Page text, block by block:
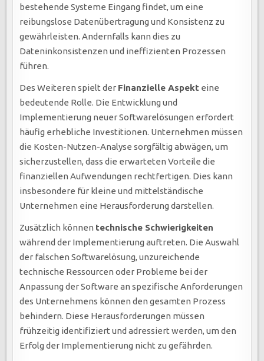
bestehende Systeme Eingang findet, um eine
reibungslose Datenübertragung und Konsistenz zu
gewährleisten. Andernfalls kann dies zu
Dateninkonsistenzen und ineffizienten Prozessen
führen.
Des Weiteren spielt der Finanzielle Aspekt eine
bedeutende Rolle. Die Entwicklung und
Implementierung neuer Softwarelösungen erfordert
häufig erhebliche Investitionen. Unternehmen müssen
die Kosten-Nutzen-Analyse sorgfältig abwägen, um
sicherzustellen, dass die erwarteten Vorteile die
finanziellen Aufwendungen rechtfertigen. Dies kann
insbesondere für kleine und mittelständische
Unternehmen eine Herausforderung darstellen.
Zusätzlich können technische Schwierigkeiten
während der Implementierung auftreten. Die Auswahl
der falschen Softwarelösung, unzureichende
technische Ressourcen oder Probleme bei der
Anpassung der Software an spezifische Anforderungen
des Unternehmens können den gesamten Prozess
behindern. Diese Herausforderungen müssen
frühzeitig identifiziert und adressiert werden, um den
Erfolg der Implementierung nicht zu gefährden.